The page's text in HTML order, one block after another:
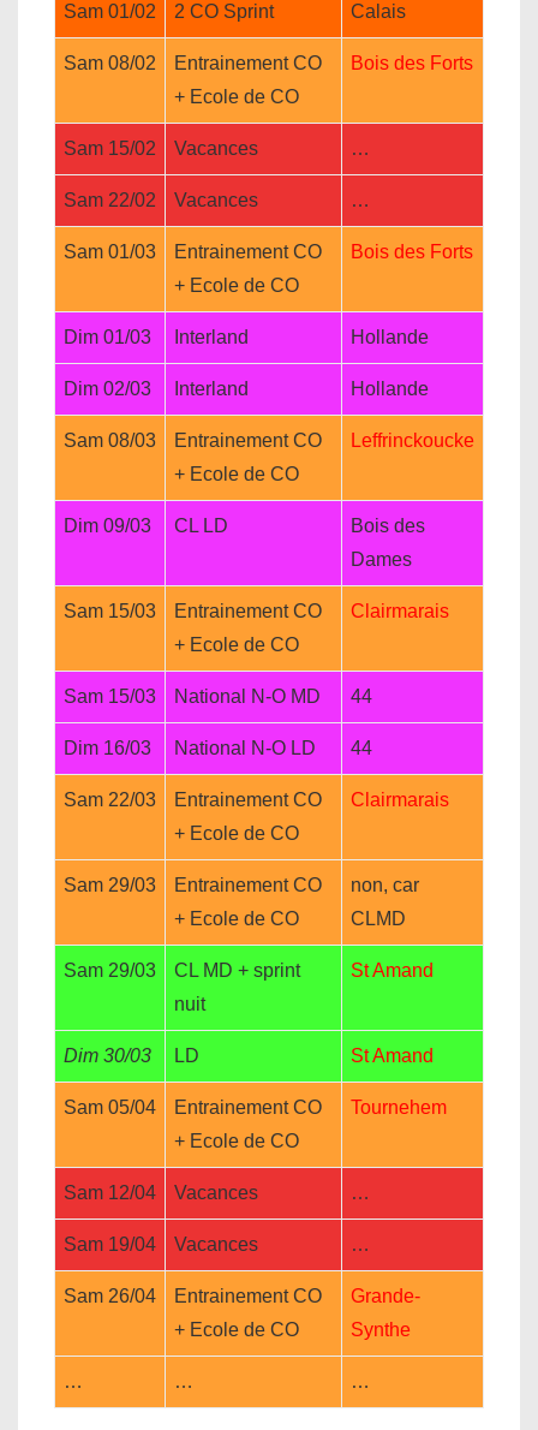
Sam 01/02 2 CO Sprint Calais
Sam 08/02
Entrainement CO
+ Ecole de CO
Bois des Forts
Sam 15/02 Vacances …
Sam 22/02 Vacances …
Sam 01/03
Entrainement CO
+ Ecole de CO
Bois des Forts
Dim 01/03 Interland Hollande
Dim 02/03 Interland Hollande
Sam 08/03
Entrainement CO
+ Ecole de CO
Leffrinckoucke
Dim 09/03 CL LD
Bois des
Dames
Sam 15/03
Entrainement CO
+ Ecole de CO
Clairmarais
Sam 15/03 National N-O MD 44
Dim 16/03 National N-O LD 44
Sam 22/03
Entrainement CO
+ Ecole de CO
Clairmarais
Sam 29/03
Entrainement CO
+ Ecole de CO
non, car
CLMD
Sam 29/03
CL MD + sprint
nuit
St Amand
Dim 30/03 LD St Amand
Sam 05/04
Entrainement CO
+ Ecole de CO
Tournehem
Sam 12/04 Vacances …
Sam 19/04 Vacances …
Sam 26/04
Entrainement CO
+ Ecole de CO
Grande-
Synthe
… … …